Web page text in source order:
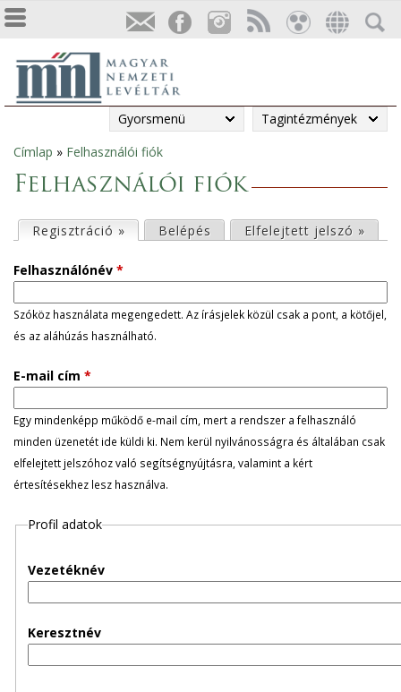
Gyorsmenü Tagintézmények
Jelenlegi
hely
Címlap » Felhasználói fiók
Felhasználói fiók
l
s
ő
d
l
e
g
e
Regisztráció » (aktív fül)
Belépés Elfelejtett jelszó »
Felhasználónév *
Szóköz használata megengedett. Az írásjelek közül csak a pont, a kötőjel,
és az aláhúzás használható.
E-mail cím *
Egy mindenképp működő e-mail cím, mert a rendszer a felhasználó
minden üzenetét ide küldi ki. Nem kerül nyilvánosságra és általában csak
elfelejtett jelszóhoz való segítségnyújtásra, valamint a kért
értesítésekhez lesz használva.
Profil adatok
Vezetéknév
Keresztnév